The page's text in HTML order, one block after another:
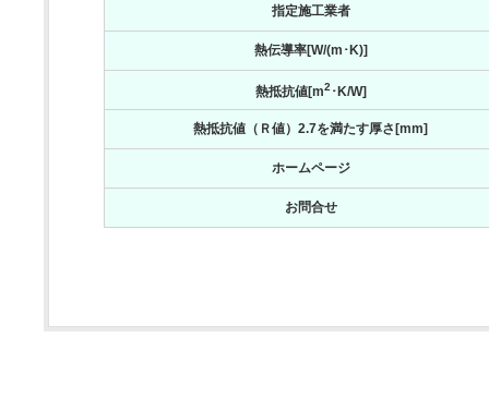
指定施工業者
熱伝導率[W/(m･K)]
熱抵抗値[m2･K/W]
熱抵抗値（Ｒ値）2.7を満たす厚さ[mm]
ホームページ
お問合せ